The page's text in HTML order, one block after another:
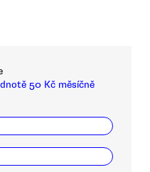
50 Kč měsíčně